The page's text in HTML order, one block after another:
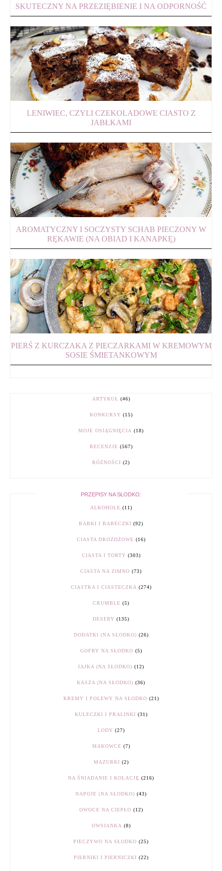
SKUTECZNY NA PRZEZIĘBIENIE I NA ODPORNOŚĆ
LENIWIEC, CZYLI CZEKOLADOWE CIASTO Z
JABŁKAMI
AROMATYCZNY I SOCZYSTY SCHAB PIECZONY W
RĘKAWIE (NA OBIAD I KANAPKĘ)
PIERŚ Z KURCZAKA Z PIECZARKAMI W KREMOWYM
SOSIE ŚMIETANKOWYM
ARTYKUŁ (46)
KONKURSY (15)
MOJE OSIĄGNIĘCIA (18)
RECENZJE (567)
RÓŻNOŚCI (2)
PRZEPISY NA SŁODKO:
ALKOHOLE (11)
BABKI I BABECZKI (92)
CIASTA DROŻDŻOWE (16)
CIASTA I TORTY (303)
CIASTA NA ZIMNO (73)
CIASTKA I CIASTECZKA (274)
CRUMBLE (5)
DESERY (135)
DODATKI (NA SŁODKO) (26)
GOFRY NA SŁODKO (5)
JAJKA (NA SŁODKO) (12)
KASZA (NA SŁODKO) (36)
KREMY I POLEWY NA SŁODKO (21)
KULECZKI I PRALINKI (31)
LODY (27)
MAKOWCE (7)
MAZURKI (2)
NA ŚNIADANIE I KOLACJĘ (216)
NAPOJE (NA SŁODKO) (43)
OWOCE NA CIEPŁO (12)
OWSIANKA (8)
PIECZYWO NA SŁODKO (25)
PIERNIKI I PIERNICZKI (22)